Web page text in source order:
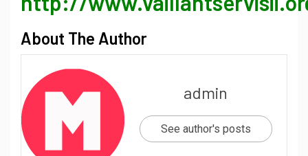
About The Author
admin
See author's posts